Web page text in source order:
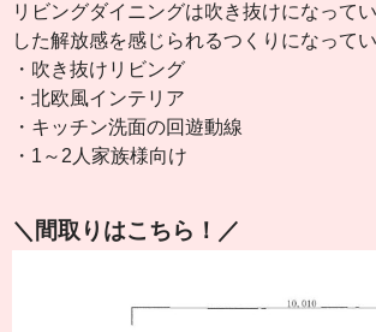
リビングダイニングは吹き抜けになって
した解放感を感じられるつくりになって
・吹き抜けリビング
・北欧風インテリア
・キッチン洗面の回遊動線
・1～2人家族様向け
＼間取りはこちら！／